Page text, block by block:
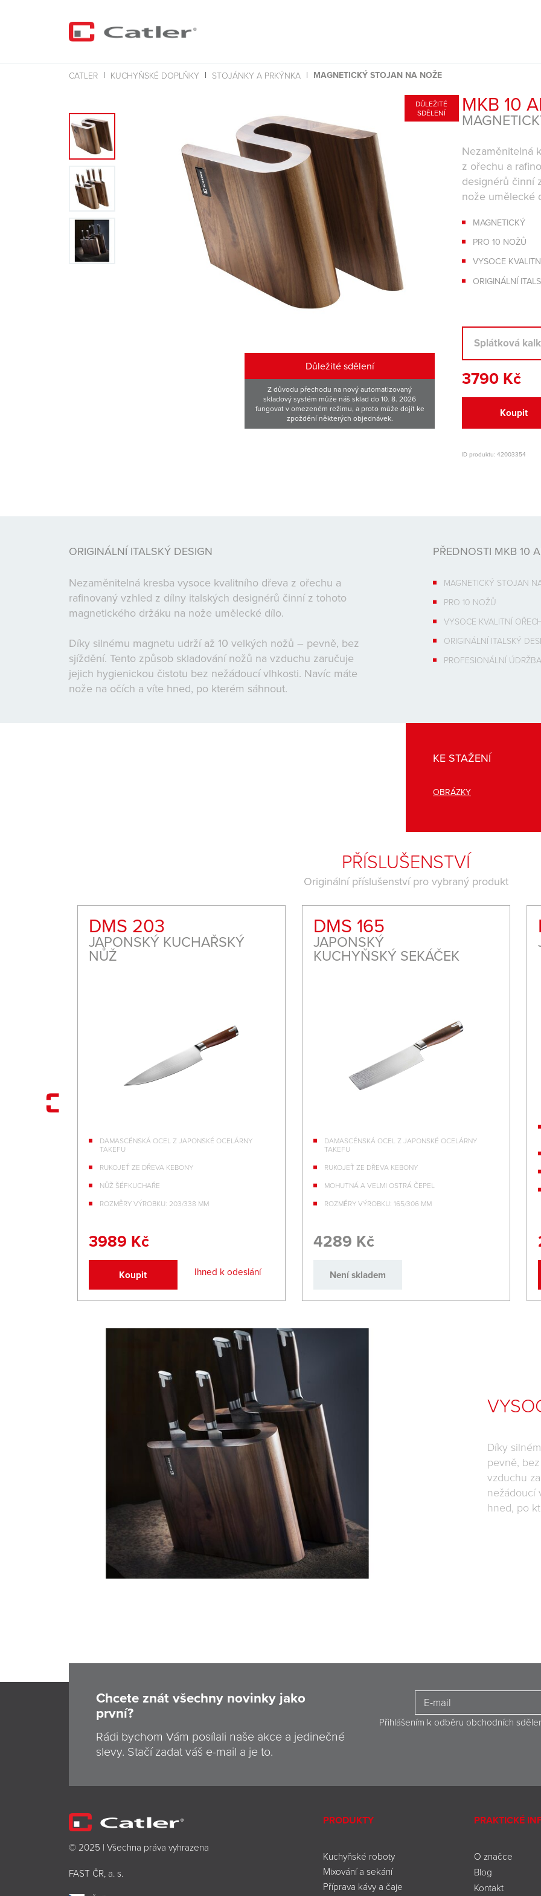
CATLER KUCHYŇSKÉ DOPLŇKY STOJÁNKY A PRKÝNKA MAGNETICKÝ STOJAN NA NOŽE
DŮLEŽITÉ
SDĚLENÍ
MKB 10
Nezaměnitelná
z ořechu a
designérů činní
nože umělecké
MAGNETICKÝ
PRO 10 NOŽŮ
VYSOCE
ORIGINÁLNÍ
Splátková
3790 Kč
Důležité sdělení
Z důvodu přechodu na nový automatizovaný
skladový systém může náš sklad do 10. 8. 2026
fungovat v omezeném režimu, a proto může dojít ke
zpoždění některých objednávek.
Koupit
ID produktu: 42003354
ORIGINÁLNÍ ITALSKÝ DESIGN
Nezaměnitelná kresba vysoce kvalitního dřeva z ořechu a
rafinovaný vzhled z dílny italských designérů činní z tohoto
magnetického držáku na nože umělecké dílo.
Díky silnému magnetu udrží až 10 velkých nožů – pevně, bez
sjíždění. Tento způsob skladování nožů na vzduchu zaručuje
jejich hygienickou čistotu bez nežádoucí vlhkosti. Navíc máte
nože na očích a víte hned, po kterém sáhnout.
PŘEDNOSTI MKB 10
MAGNETICKÝ STOJAN
PRO 10 NOŽŮ
VYSOCE KVALITNÍ
ORIGINÁLNÍ ITALSKÝ
PROFESIONÁLNÍ
KE STAŽENÍ
OBRÁZKY
PŘÍSLUŠENSTVÍ
Originální příslušenství pro vybraný produkt
DMS 203
JAPONSKÝ KUCHAŘSKÝ
NŮŽ
DAMASCÉNSKÁ OCEL Z JAPONSKÉ OCELÁRNY
TAKEFU
RUKOJEŤ ZE DŘEVA KEBONY
NŮŽ ŠÉFKUCHAŘE
ROZMĚRY VÝROBKU: 203/338 MM
3989 Kč
Koupit Ihned k odeslání
DMS 165
JAPONSKÝ
KUCHYŇSKÝ SEKÁČEK
DAMASCÉNSKÁ OCEL Z JAPONSKÉ OCELÁRNY
TAKEFU
RUKOJEŤ ZE DŘEVA KEBONY
MOHUTNÁ A VELMI OSTRÁ ČEPEL
ROZMĚRY VÝROBKU: 165/306 MM
4289 Kč
Není skladem
Díky
pevně,
vzduchu
nežádoucí
hned, po
Chcete znát všechny novinky jako
první?
Rádi bychom Vám posílali naše akce a jedinečné
slevy. Stačí zadat váš e-mail a je to.
Přihlášením k odběru obchodních
© 2025 | Všechna práva vyhrazena
FAST ČR, a. s.
PRODUKTY
Kuchyňské roboty
Mixování a sekání
Příprava kávy a čaje
PRAKTICKÉ
O značce
Blog
Kontakt